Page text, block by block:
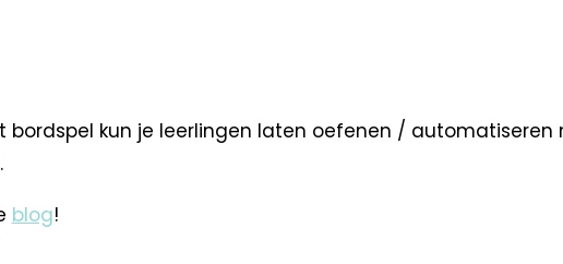
bordspel kun je leerlingen laten oefenen /
blog!